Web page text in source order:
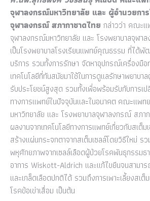
จุฬาลงกรณ์มหาวิทยาลัย และ ผู้อำนวยกา
จุฬาลงกรณ์ สภากาชาดไทย กล่าวว่า คณะ
จุฬาลงกรณ์มหาวิทยาลัย และ โรงพยาบาลจุฬา
เป็นโรงพยาบาลโรงเรียนแพทย์คุณธรรม ที่ได้พั
บริการ รวมทั้งการรักษา จัดหาอุปกรณ์เครื่องมือ
เทคโนโลยีที่ทันสมัยมาใช้ในการดูแลรักษาพยาบา
รับประโยชน์สูงสุด รวมทั้งเพื่อพร้อมรับกับการเ
ทางการแพทย์ในปัจจุบันและในอนาคต คณะแพ
มหาวิทยาลัย และ โรงพยาบาลจุฬาลงกรณ์ สภา
ผลงานจากเทคโนโลยีทางการแพทย์เกี่ยวกับสเต็ม
สร้างแผ่นกระจกตาจากสเต็มเซลล์โดยวิธีใหม่ ร
พหุศักยภาพจากเซลล์เลือดผู้ป่วยโรคพันธุกรรมธ
อาการ Wiskott-Aldrich และแก้ไขยีนจนสามาร
และเกล็ดเลือดปกติได้ รวมถึงการเพาะเลี้ยงสเ
โรคข้อเข่าเสื่อม เป็นต้น